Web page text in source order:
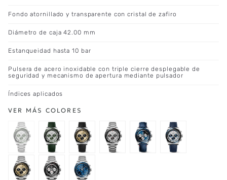
Fondo atornillado y transparente con cristal de zafiro
Diámetro de caja 42.00 mm
Estanqueidad hasta 10 bar
Pulsera de acero inoxidable con triple cierre desplegable de
seguridad y mecanismo de apertura mediante pulsador
Índices aplicados